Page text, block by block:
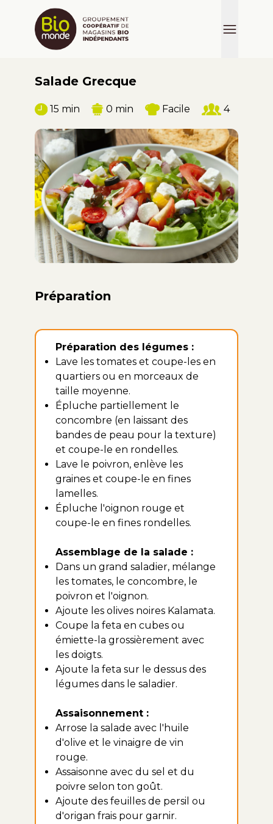
Salade Grecque
15 min 0 min Facile 4
Préparation
Préparation des légumes :
Lave les tomates et coupe-les en
quartiers ou en morceaux de
taille moyenne.
Épluche partiellement le
concombre (en laissant des
bandes de peau pour la texture)
et coupe-le en rondelles.
Lave le poivron, enlève les
graines et coupe-le en fines
lamelles.
Épluche l'oignon rouge et
coupe-le en fines rondelles.
Assemblage de la salade :
Dans un grand saladier, mélange
les tomates, le concombre, le
poivron et l'oignon.
Ajoute les olives noires Kalamata.
Coupe la feta en cubes ou
émiette-la grossièrement avec
les doigts.
Ajoute la feta sur le dessus des
légumes dans le saladier.
Assaisonnement :
Arrose la salade avec l'huile
d'olive et le vinaigre de vin
rouge.
Assaisonne avec du sel et du
poivre selon ton goût.
Ajoute des feuilles de persil ou
d'origan frais pour garnir.